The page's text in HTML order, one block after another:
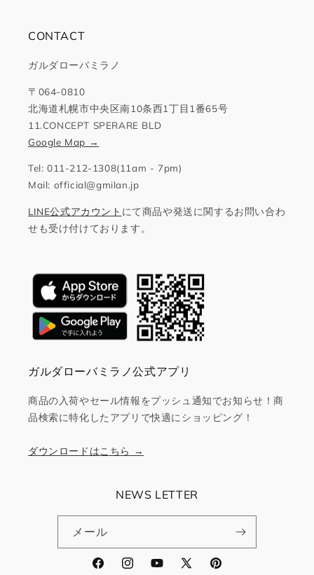
CONTACT
ガルダローバミラノ
〒064-0810
北海道札幌市中央区南10条西1丁目1番65号
11.CONCEPT SPERARE BLD
Google Map →
Tel: 011-212-1308(11am - 7pm)
Mail: official@gmilan.jp
LINE公式アカウント にて商品や発送に関するお問い合わ
せも受け付けております。
ガルダローバミラノ公式アプリ
商品の入荷やセール情報をプッシュ通知でお知らせ！商
品検索に特化したアプリで快適にショッピング！
ダウンロードはこちら →
NEWS LETTER
メール
FacebookInstagramYouTube
X Pinterest